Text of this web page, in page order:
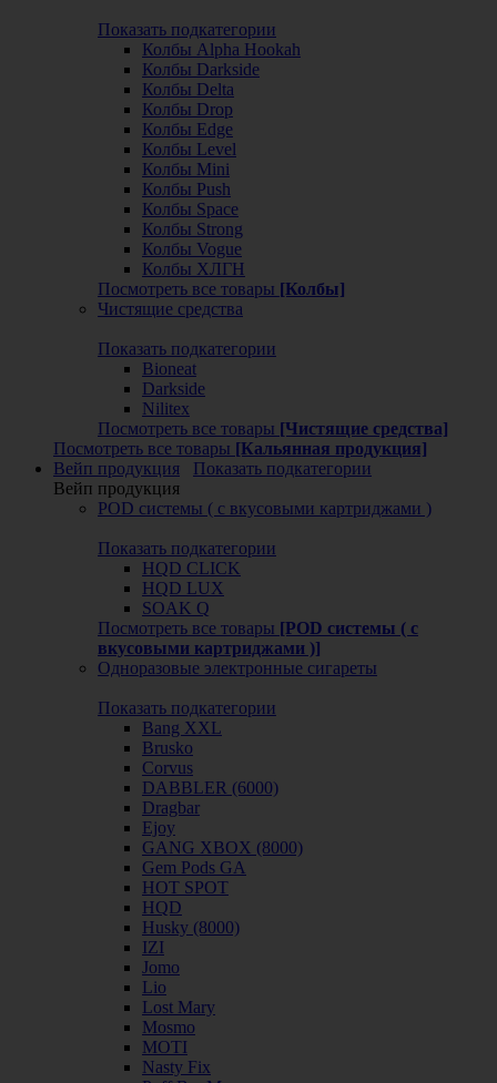
Показать подкатегории
Колбы Alpha Hookah
Колбы Darkside
Колбы Delta
Колбы Drop
Колбы Edge
Колбы Level
Колбы Mini
Колбы Push
Колбы Space
Колбы Strong
Колбы Vogue
Колбы ХЛГН
Посмотреть все товары [Колбы]
Чистящие средства
Показать подкатегории
Bioneat
Darkside
Nilitex
Посмотреть все товары [Чистящие средства]
Посмотреть все товары [Кальянная продукция]
Вейп продукция
Показать подкатегории
Вейп продукция
POD системы ( с вкусовыми картриджами )
Показать подкатегории
HQD CLICK
HQD LUX
SOAK Q
Посмотреть все товары [POD системы ( с
вкусовыми картриджами )]
Одноразовые электронные сигареты
Показать подкатегории
Bang XXL
Brusko
Corvus
DABBLER (6000)
Dragbar
Ejoy
GANG XBOX (8000)
Gem Pods GA
HOT SPOT
HQD
Husky (8000)
IZI
Jomo
Lio
Lost Mary
Mosmo
MOTI
Nasty Fix